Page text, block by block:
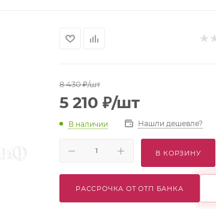
8 430₽/шт
5 210 ₽/шт
В наличии Нашли дешевле?
В КОРЗИНУ
РАССРОЧКА ОТ ОТП БАНКА